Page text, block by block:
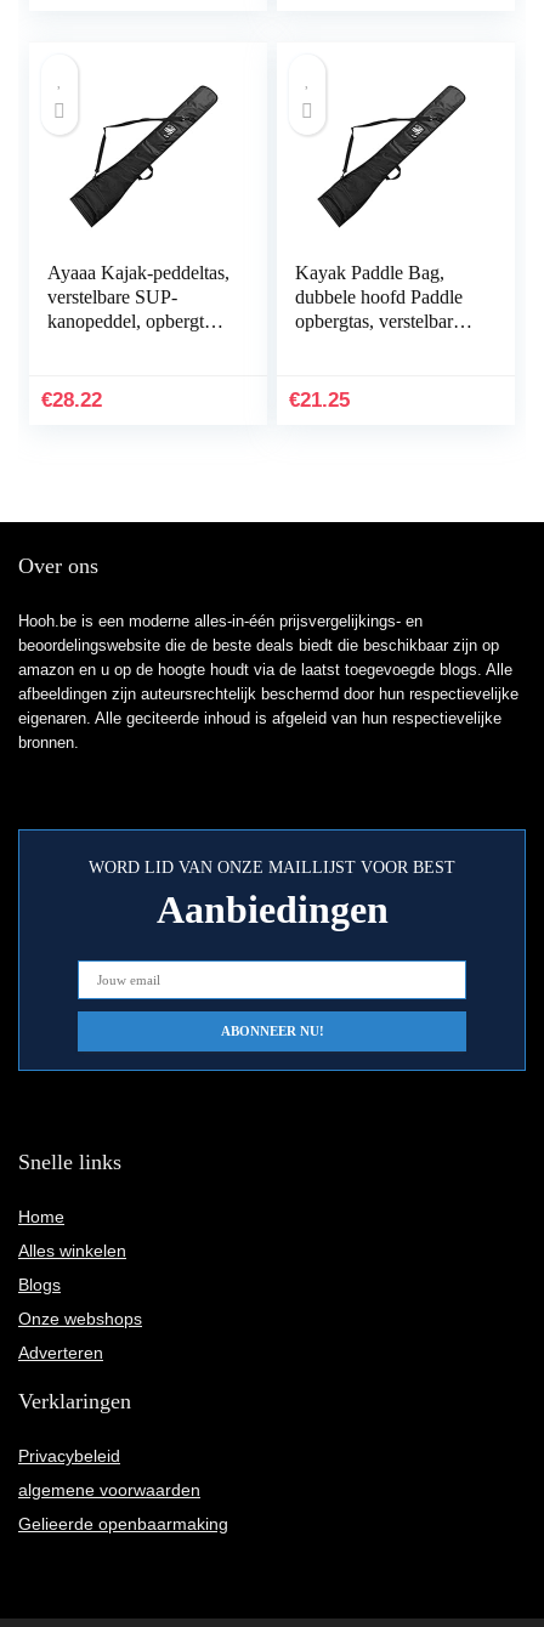
Ayaaa Kajak-peddeltas,
verstelbare SUP-
kanopeddel, opbergtas,
koppen…
€28.22
Kayak Paddle Bag,
dubbele hoofd Paddle
opbergtas, verstelbare
voor 2-delige…
€21.25
Over ons
Hooh.be is een moderne alles-in-één prijsvergelijkings- en
beoordelingswebsite die de beste deals biedt die beschikbaar zijn op
amazon en u op de hoogte houdt via de laatst toegevoegde blogs. Alle
afbeeldingen zijn auteursrechtelijk beschermd door hun respectievelijke
eigenaren. Alle geciteerde inhoud is afgeleid van hun respectievelijke
bronnen.
WORD LID VAN ONZE MAILLIJST VOOR BEST
Aanbiedingen
Snelle links
Home
Alles winkelen
Blogs
Onze webshops
Adverteren
Verklaringen
Privacybeleid
algemene voorwaarden
Gelieerde openbaarmaking